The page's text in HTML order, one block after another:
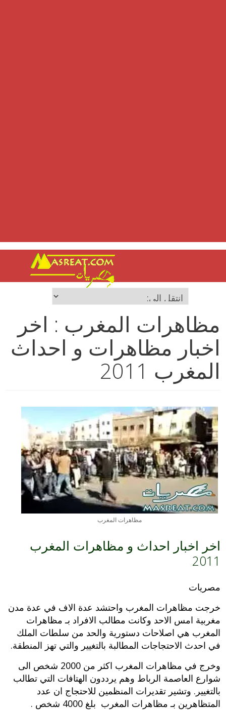
مظاهرات المغرب : اخر
اخبار مظاهرات و احداث
المغرب 2011
مظاهرات المغرب
اخر اخبار احداث و مظاهرات المغرب
2011
مصريات
خرجت مظاهرات المغرب واحتشد عدة الاف في عدة مدن
مغربية امس الاحد وكانت مطالب الافراد بـ مظاهرات
المغرب هي اصلاحات دستورية والحد من سلطات الملك
في احدث الاحتجاجات المطالبة بالتغيير والتي تهز المنطقة.
وخرج في مظاهرات المغرب اكثر من 2000 شخص الى
شوارع العاصمة الرباط وهم يرددون الهتافات التي تطالب
بالتغيير. وتشير تقديرات المنظمين للاحتجاج ان عدد
المتظاهرين بـ مظاهرات المغرب بلغ 4000 شخص .